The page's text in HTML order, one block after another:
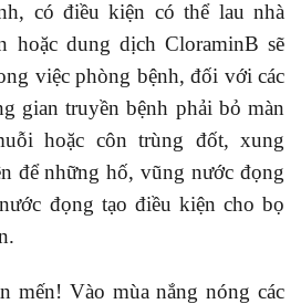
có điều kiện có thể lau nhà
hoặc dung dịch CloraminB sẽ
việc phòng bệnh, đối với các
gian truyền bệnh phải bỏ màn
hoặc côn trùng đốt, xung
để những hố, vũng nước đọng
đọng tạo điều kiện cho bọ
Vào mùa nắng nóng các